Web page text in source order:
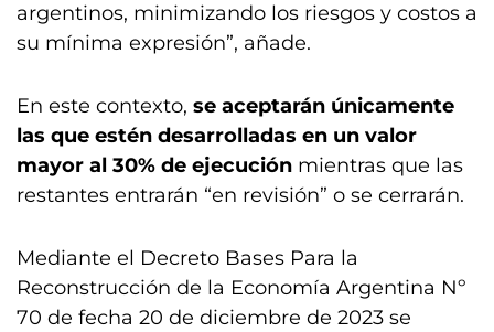
argentinos, minimizando los riesgos y costos a
su mínima expresión”, añade.
En este contexto, se aceptarán únicamente
las que estén desarrolladas en un valor
mayor al 30% de ejecución mientras que las
restantes entrarán “en revisión” o se cerrarán.
Mediante el Decreto Bases Para la
Reconstrucción de la Economía Argentina Nº
70 de fecha 20 de diciembre de 2023 se